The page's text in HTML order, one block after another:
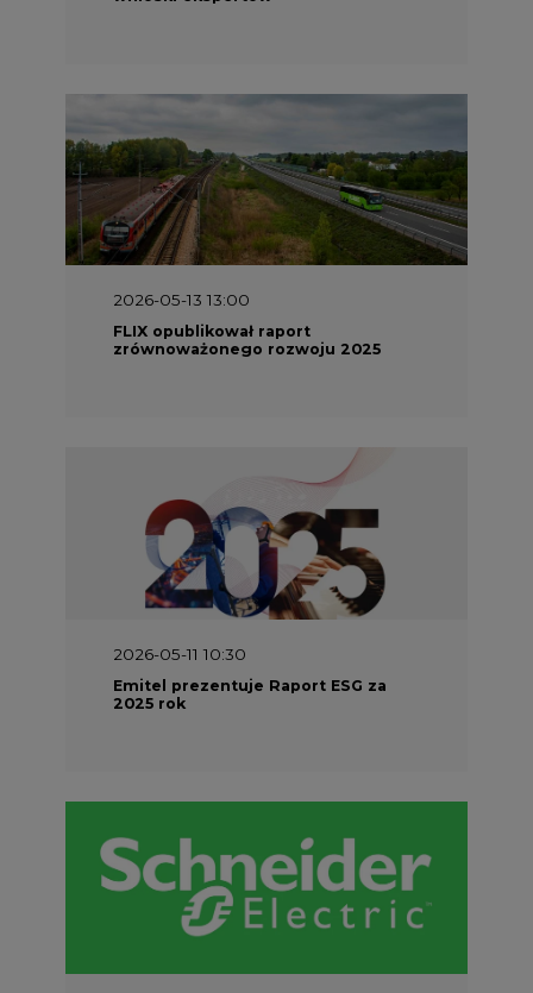
2026-05-11 10:30
Emitel prezentuje Raport ESG za
2025 rok
2026-04-27 06:30
Czy polskie firmy w ogóle wiedzą ile
energii zużywają? Raport Schneider
PARTNER SERWISU